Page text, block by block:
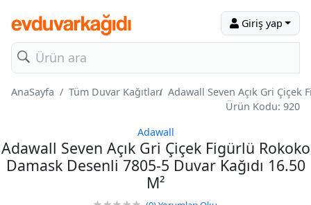
Giriş yap
AnaSayfa Tüm Duvar Kağıtları Adawall Seven Açık Gri Çiçek
Ürün Kodu: 920
Adawall
Adawall Seven Açık Gri Çiçek Figürlü Rokoko
Damask Desenli 7805-5 Duvar Kağıdı 16.50
M²